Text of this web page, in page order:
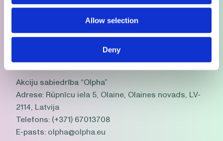
Allow selection
Deny
Akciju sabiedrība “Olpha”
Adrese: Rūpnīcu iela 5, Olaine, Olaines novads, LV-
2114, Latvija
Telefons: (+371) 67013708
E-pasts: olpha@olpha.eu
Kontakti